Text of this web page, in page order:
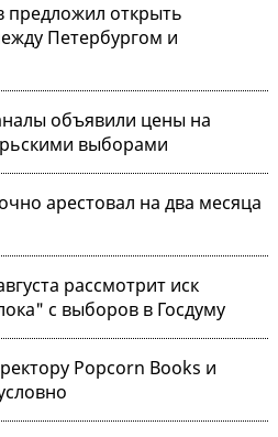
предложил открыть
Петербургом и
объявили цены на
выборами
арестовал на два месяца
рассмотрит иск
с выборов в Госдуму
Popcorn Books и